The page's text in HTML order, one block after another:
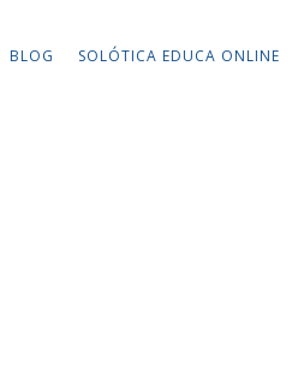
BLOG SOLÓTICA EDUCA ONLINE